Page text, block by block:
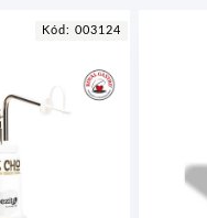
Kód: 003124